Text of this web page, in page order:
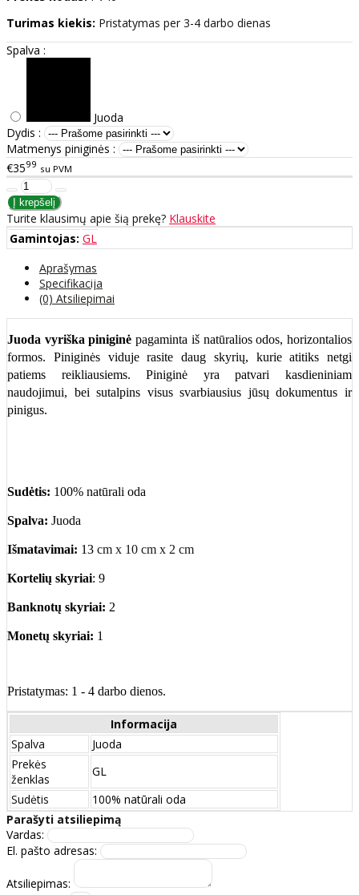
Turimas kiekis: Pristatymas per 3-4 darbo dienas
Spalva :
Juoda
Dydis :
Matmenys piniginės :
€3599 su PVM
Turite klausimų apie šią prekę? Klauskite
Gamintojas: GL
Aprašymas
Specifikacija
(0) Atsiliepimai
Juoda vyriška piniginė pagaminta iš natūralios odos, horizontalios
formos. Piniginės viduje rasite daug skyrių, kurie atitiks netgi
patiems reikliausiems. Piniginė yra patvari kasdieniniam
naudojimui, bei sutalpins visus svarbiausius jūsų dokumentus ir
pinigus.
Sudėtis: 100% natūrali oda
Spalva: Juoda
Išmatavimai: 13 cm x 10 cm x 2 cm
Kortelių skyriai: 9
Banknotų skyriai: 2
Monetų skyriai: 1
Pristatymas: 1 - 4 darbo dienos.
Informacija
Spalva
Juoda
Prekės
ženklas
GL
Sudėtis
100% natūrali oda
Parašyti atsiliepimą
Vardas:
El. pašto adresas:
Atsiliepimas: